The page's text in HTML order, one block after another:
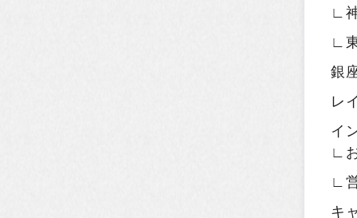
∟
∟
銀
レ
イ
∟
∟
キ